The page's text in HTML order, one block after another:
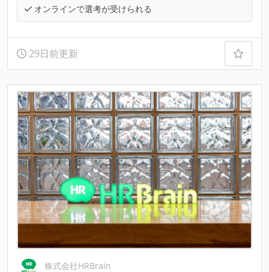
オンラインで選考が受けられる
29日前更新
株式会社HRBrain